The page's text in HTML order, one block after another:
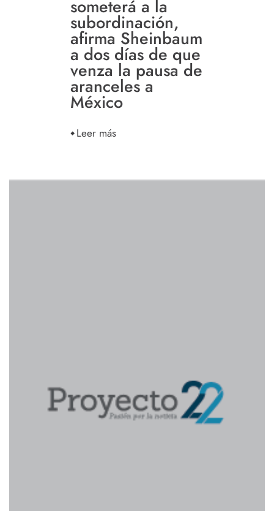
someterá a la
subordinación,
afirma Sheinbaum
a dos días de que
venza la pausa de
aranceles a
México
Leer más